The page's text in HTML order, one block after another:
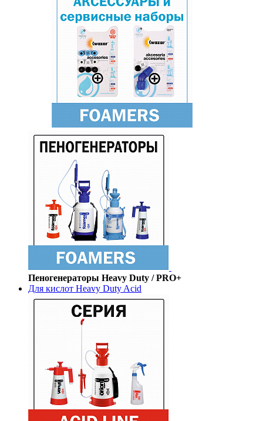
Пеногенераторы Heavy Duty / PRO+
Для кислот Heavy Duty Acid